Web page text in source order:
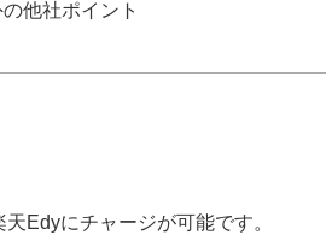
他社ポイント
Edyにチャージが可能です。